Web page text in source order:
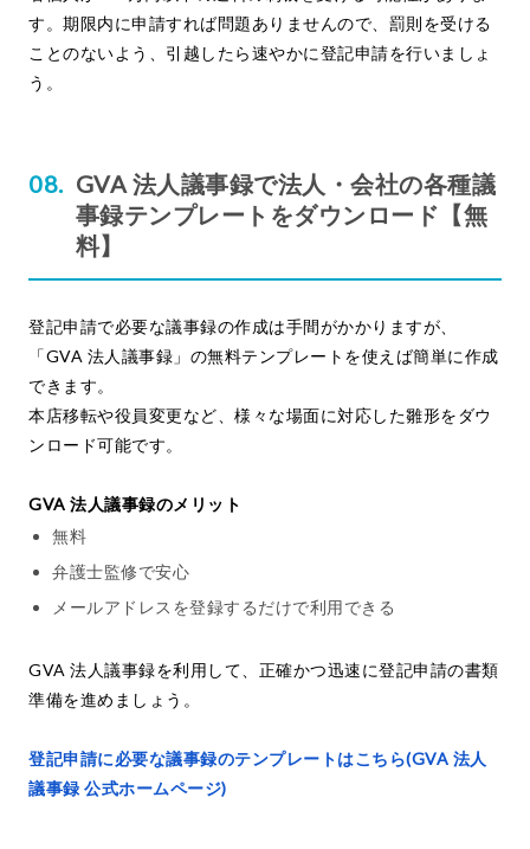
す。期限内に申請すれば問題ありませんので、罰則を受ける
ことのないよう、引越したら速やかに登記申請を行いましょ
う。
GVA 法人議事録で法人・会社の各種議
事録テンプレートをダウンロード【無
料】
登記申請で必要な議事録の作成は手間がかかりますが、
「GVA 法人議事録」の無料テンプレートを使えば簡単に作成
できます。
本店移転や役員変更など、様々な場面に対応した雛形をダウ
ンロード可能です。
GVA 法人議事録のメリット
無料
弁護士監修で安心
メールアドレスを登録するだけで利用できる
GVA 法人議事録を利用して、正確かつ迅速に登記申請の書類
準備を進めましょう。
登記申請に必要な議事録のテンプレートはこちら(GVA 法人
議事録 公式ホームページ)